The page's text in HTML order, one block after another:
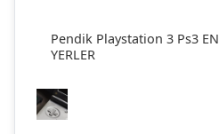
Pendik Playstation 3 Ps3
YERLER